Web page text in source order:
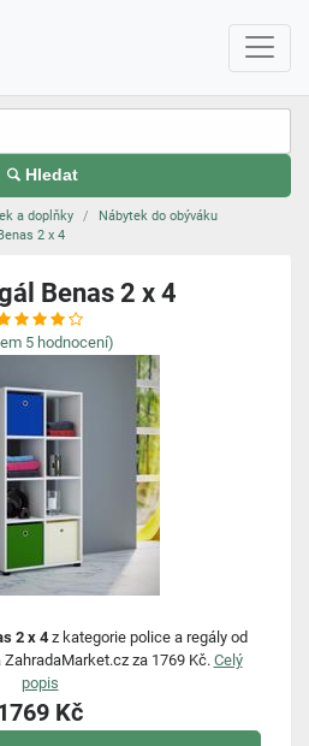
Hledat
a doplňky
Nábytek do obýváku
2 x 4
Benas 2 x 4
5 hodnocení)
2 x 4z kategorie police a regály od
za 1769 Kč. Celý
popis
Kč